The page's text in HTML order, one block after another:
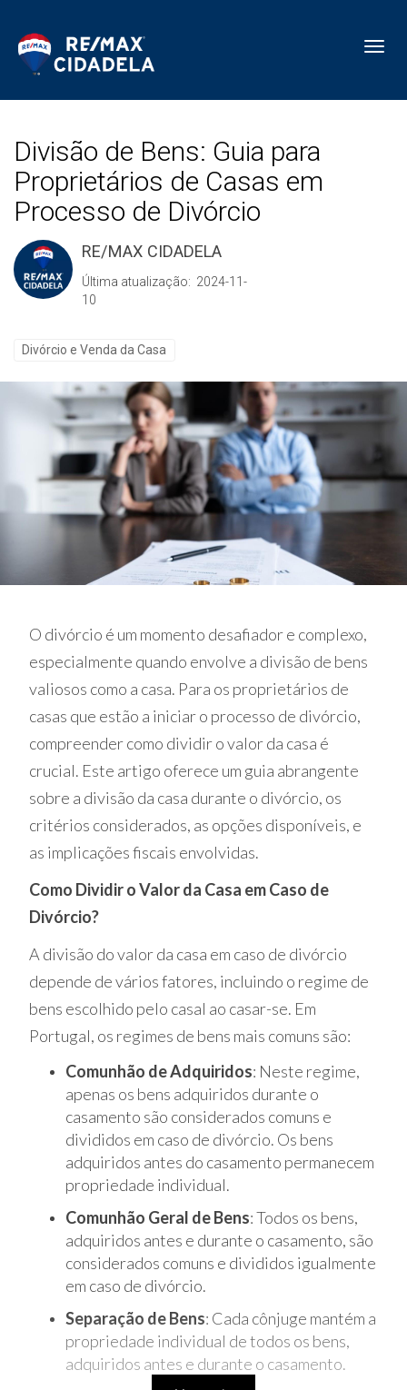
Divisão de Bens: Guia para
Proprietários de Casas em
Processo de Divórcio
RE/MAX CIDADELA
Última atualização: 2024-11-
10
Divórcio e Venda da Casa
O divórcio é um momento desafiador e complexo,
especialmente quando envolve a divisão de bens
valiosos como a casa. Para os proprietários de
casas que estão a iniciar o processo de divórcio,
compreender como dividir o valor da casa é
crucial. Este artigo oferece um guia abrangente
sobre a divisão da casa durante o divórcio, os
critérios considerados, as opções disponíveis, e
as implicações fiscais envolvidas.
Como Dividir o Valor da Casa em Caso de
Divórcio?
A divisão do valor da casa em caso de divórcio
depende de vários fatores, incluindo o regime de
bens escolhido pelo casal ao casar-se. Em
Portugal, os regimes de bens mais comuns são:
Comunhão de Adquiridos: Neste regime,
apenas os bens adquiridos durante o
casamento são considerados comuns e
divididos em caso de divórcio. Os bens
adquiridos antes do casamento permanecem
propriedade individual.
Comunhão Geral de Bens: Todos os bens,
adquiridos antes e durante o casamento, são
considerados comuns e divididos igualmente
em caso de divórcio.
Separação de Bens: Cada cônjuge mantém a
propriedade individual de todos os bens,
adquiridos antes e durante o casamento.